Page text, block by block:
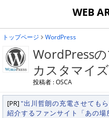
WEB
トップページ WordPress
WordPress
カスタマイ
投稿者 : OSCA
[PR]"出川哲朗の充電させても
紹介するファンサイト「あの場